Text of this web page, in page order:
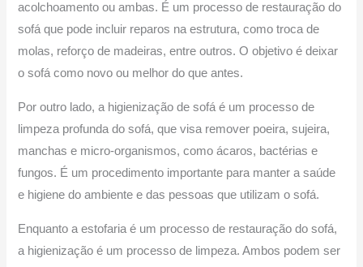
acolchoamento ou ambas. É um processo de restauração do
sofá que pode incluir reparos na estrutura, como troca de
molas, reforço de madeiras, entre outros. O objetivo é deixar
o sofá como novo ou melhor do que antes.
Por outro lado, a higienização de sofá é um processo de
limpeza profunda do sofá, que visa remover poeira, sujeira,
manchas e micro-organismos, como ácaros, bactérias e
fungos. É um procedimento importante para manter a saúde
e higiene do ambiente e das pessoas que utilizam o sofá.
Enquanto a estofaria é um processo de restauração do sofá,
a higienização é um processo de limpeza. Ambos podem ser